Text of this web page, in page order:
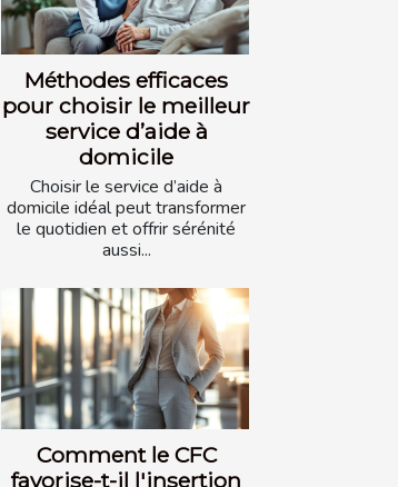
Méthodes efficaces
pour choisir le meilleur
service d’aide à
domicile
Choisir le service d’aide à
domicile idéal peut transformer
le quotidien et offrir sérénité
aussi...
Comment le CFC
favorise-t-il l'insertion